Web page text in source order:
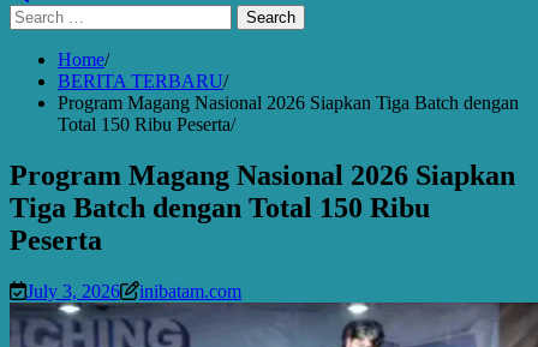
Search
for:
Home
BERITA TERBARU
Program Magang Nasional 2026 Siapkan Tiga Batch dengan
Total 150 Ribu Peserta
Program Magang Nasional 2026 Siapkan
Tiga Batch dengan Total 150 Ribu
Peserta
July 3, 2026 inibatam.com